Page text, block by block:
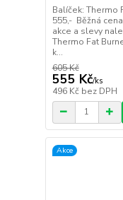
Balíček: Thermo
555,- Běžná
akce a slevy
Thermo Fat
k...
605 Kč
555 Kč/ks
496 Kč bez DPH
Akce